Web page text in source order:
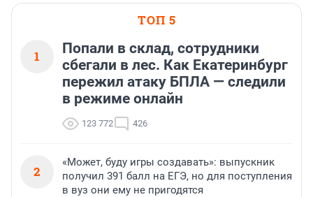
ТОП 5
1
Попали в склад, сотрудники
сбегали в лес. Как Екатеринбург
пережил атаку БПЛА — следили
в режиме онлайн
123 772 426
2
«Может, буду игры создавать»: выпускник
получил 391 балл на ЕГЭ, но для поступления
в вуз они ему не пригодятся